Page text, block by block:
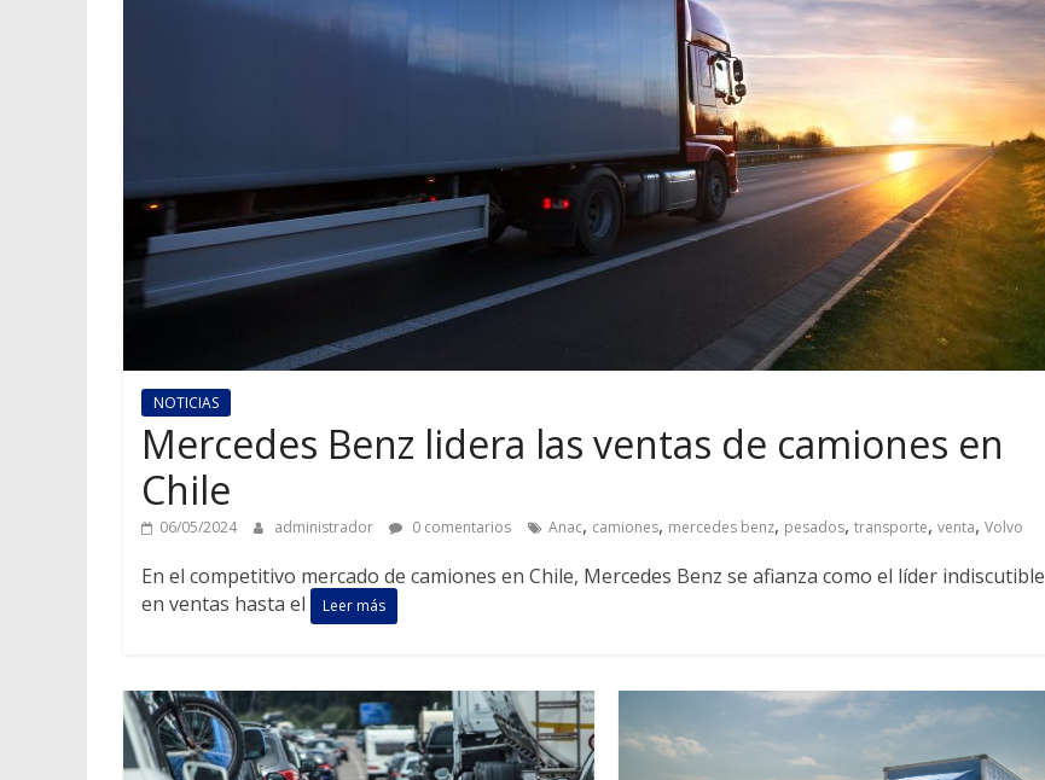
NOTICIAS
Mercedes Benz lidera las ventas de camiones en
Chile
06/05/2024 administrador 0 comentarios Anac, camiones, mercedes benz, pesados, transporte, venta, Volvo
En el competitivo mercado de camiones en Chile, Mercedes Benz se afianza como el líder indiscutible
en ventas hasta el
Leer más